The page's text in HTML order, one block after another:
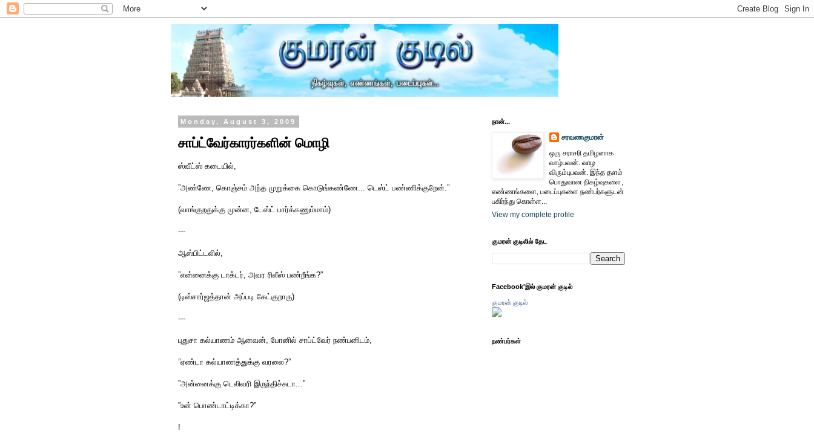
Monday, August 3, 2009
சாப்ட்வேர்காரர்களின் மொழி
ஸ்வீட்ஸ் கடையில்,
”அண்ணே, கொஞ்சம் அந்த முறுக்கை கொடுங்கண்ணே... டெஸ்ட் பண்ணிக்குறேன்.”
(வாங்குறதுக்கு முன்ன, டேஸ்ட் பார்க்கணும்மாம்)
---
ஆஸ்பிட்டலில்,
”என்னைக்கு டாக்டர், அவர ரிலீஸ் பண்றீங்க?”
(டிஸ்சார்ஜத்தான் அப்படி கேட்குறாரு)
---
புதுசா கல்யாணம் ஆனவன், போனில் சாப்ட்வேர் நண்பனிடம்,
”ஏண்டா கல்யாணத்துக்கு வரலை?”
”அன்னைக்கு டெலிவரி இருந்திச்சுடா...”
”உன் பொண்டாட்டிக்கா?”
!
நான்...
சரவணகுமரன்
ஒரு சராசரி தமிழனாக
வாழ்பவன். வாழ
விரும்புபவன். இந்த தளம்
பொதுவான நிகழ்வுகளை,
எண்ணங்களை, படைப்புகளை நண்பர்களுடன்
பகிர்ந்து கொள்ள...
View my complete profile
குமரன் குடிலில் தேட
Facebook'இல் குமரன் குடில்
குமரன் குடில்
நண்பர்கள்